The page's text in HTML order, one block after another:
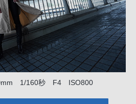
1/160秒 F4 ISO800